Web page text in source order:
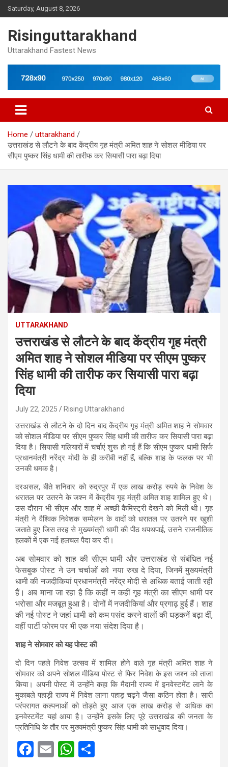
Skip
to
Saturday, August 8, 2026
Risinguttarakhand
Uttarakhand Fastest News
Home
uttarakhand
उत्तराखंड से लौटने के बाद केंद्रीय गृह मंत्री अमित शाह ने सोशल मीडिया पर
सीएम पुष्कर सिंह धामी की तारीफ कर सियासी पारा बढ़ा दिया
UTTARAKHAND
उत्तराखंड से लौटने के बाद केंद्रीय गृह मंत्री
अमित शाह ने सोशल मीडिया पर सीएम पुष्कर
सिंह धामी की तारीफ कर सियासी पारा बढ़ा
दिया
July 22, 2025 Rising Uttarakhand
उत्तराखंड से लौटने के दो दिन बाद केंद्रीय गृह मंत्री अमित शाह ने सोमवार
को सोशल मीडिया पर सीएम पुष्कर सिंह धामी की तारीफ कर सियासी पारा बढ़ा
दिया है। सियासी गलियारों में चर्चाएं शुरू हो गई हैं कि सीएम पुष्कर धामी सिर्फ
प्रधानमंत्री नरेंद्र मोदी के ही करीबी नहीं हैं, बल्कि शाह के फलक पर भी
उनकी धमक है।
दरअसल, बीते शनिवार को रुद्रपुर में एक लाख करोड़ रुपये के निवेश के
धरातल पर उतरने के जश्न में केंद्रीय गृह मंत्री अमित शाह शामिल हुए थे।
उस दौरान भी सीएम और शाह में अच्छी कैमिस्ट्री देखने को मिली थी। गृह
मंत्री ने वैश्विक निवेशक सम्मेलन के वादों को धरातल पर उतरने पर खुशी
जताते हुए जिस तरह से मुख्यमंत्री धामी की पीठ थपथपाई, उसने राजनीतिक
हलकों में एक नई हलचल पैदा कर दी।
अब सोमवार को शाह की सीएम धामी और उत्तराखंड से संबंधित नई
फेसबुक पोस्ट ने उन चर्चाओं को नया रुख दे दिया, जिनमें मुख्यमंत्री
धामी की नजदीकियां प्रधानमंत्री नरेंद्र मोदी से अधिक बताई जाती रही
हैं। अब माना जा रहा है कि कहीं न कहीं गृह मंत्री का सीएम धामी पर
भरोसा और मजबूत हुआ है। दोनों में नजदीकियां और प्रगाढ़ हुई हैं। शाह
की नई पोस्ट ने जहां धामी को कम पसंद करने वालों की धड़कनें बढ़ा दीं,
वहीं पार्टी फोरम पर भी एक नया संदेश दिया है।
शाह ने सोमवार को यह पोस्ट की
दो दिन पहले निवेश उत्सव में शामिल होने वाले गृह मंत्री अमित शाह ने
सोमवार को अपने सोशल मीडिया पोस्ट से फिर निवेश के इस जश्न को ताजा
किया। अपनी पोस्ट में उन्होंने कहा कि मैदानी राज्य में इनवेस्टमेंट लाने के
मुकाबले पहाड़ी राज्य में निवेश लाना पहाड़ चढ़ने जैसा कठिन होता है। सारी
परंपरागत कल्पनाओं को तोड़ते हुए आज एक लाख करोड़ से अधिक का
इनवेस्टमेंट यहां आया है। उन्होंने इसके लिए पूरे उत्तराखंड की जनता के
प्रतिनिधि के तौर पर मुख्यमंत्री पुष्कर सिंह धामी को साधुवाद दिया।
F
E
W